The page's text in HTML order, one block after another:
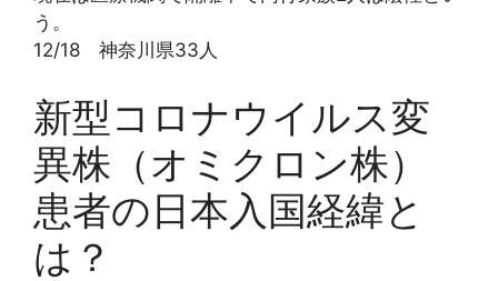
う。
12/18 神奈川県33人
新型コロナウイルス変
異株（オミクロン株）
患者の日本入国経緯と
は？